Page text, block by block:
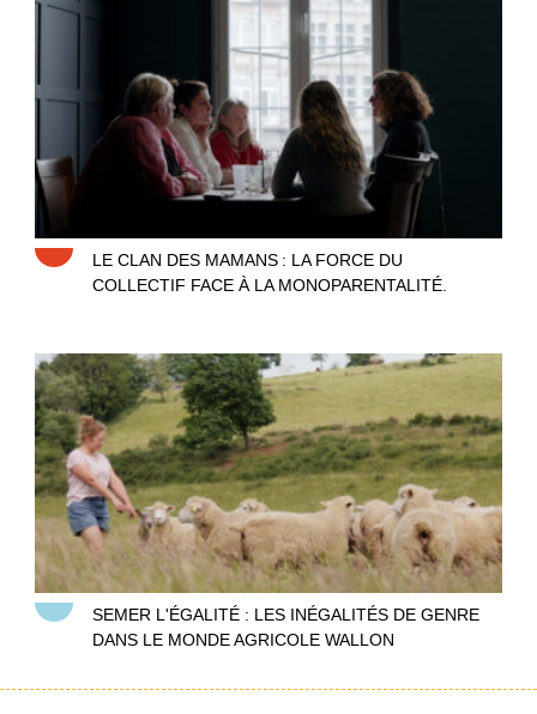
Le clan des mamans
LE CLAN DES MAMANS : LA FORCE DU
COLLECTIF FACE À LA MONOPARENTALITÉ.
Agricultrices, semer l’égalité
SEMER L'ÉGALITÉ : LES INÉGALITÉS DE GENRE
DANS LE MONDE AGRICOLE WALLON